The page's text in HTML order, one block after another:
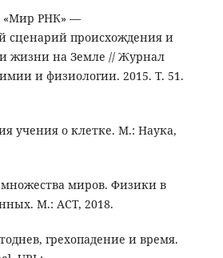
«Мир РНК» —
сценарий происхождения и
жизни на Земле // Журнал
и физиологии. 2015. Т. 51.
учения о клетке. М.: Наука,
миров. Физики в
М.: АСТ, 2018.
грехопадение и время.